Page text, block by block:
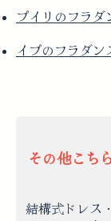
プイリのフラダ
イプのフラダン
その他こち
結構式ドレス